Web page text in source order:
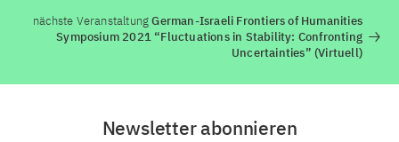
nächste VeranstaltungGerman-Israeli Frontiers of Humanities
Symposium 2021 “Fluctuations in Stability: Confronting
Uncertainties” (Virtuell)
Newsletter abonnieren